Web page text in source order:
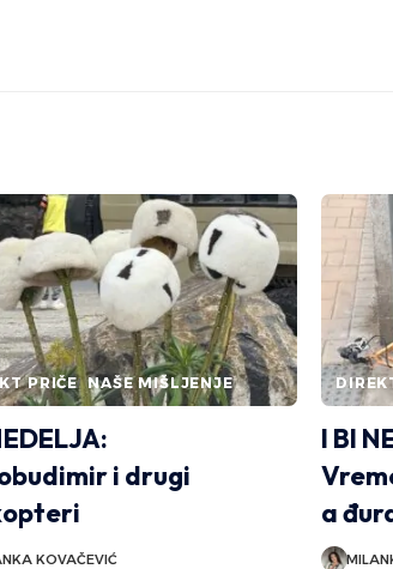
PRIČE NAŠE MIŠLJENJE
i drugi
KOVAČEVIĆ
I BI
a